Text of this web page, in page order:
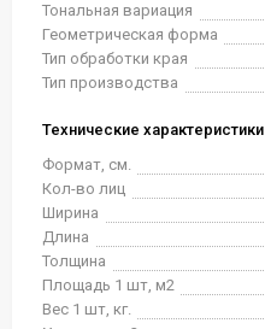
Тональная вариация
Геометрическая форма
Тип обработки края
Тип производства
Технические характеристики
Формат, см.
Кол-во лиц
Ширина
Длина
Толщина
Площадь 1 шт, м2
Вес 1 шт, кг.